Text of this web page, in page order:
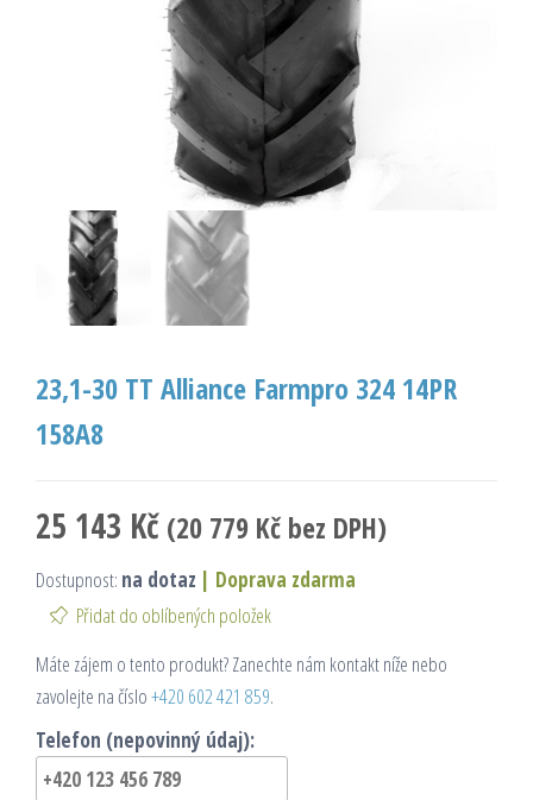
23,1-30 TT Alliance Farmpro 324 14PR
158A8
25 143 Kč (20 779 Kč bez DPH)
Dostupnost: na dotaz | Doprava zdarma
Přidat do oblíbených položek
Máte zájem o tento produkt? Zanechte nám kontakt níže nebo
zavolejte na číslo+420 602 421 859.
Telefon (nepovinný údaj):